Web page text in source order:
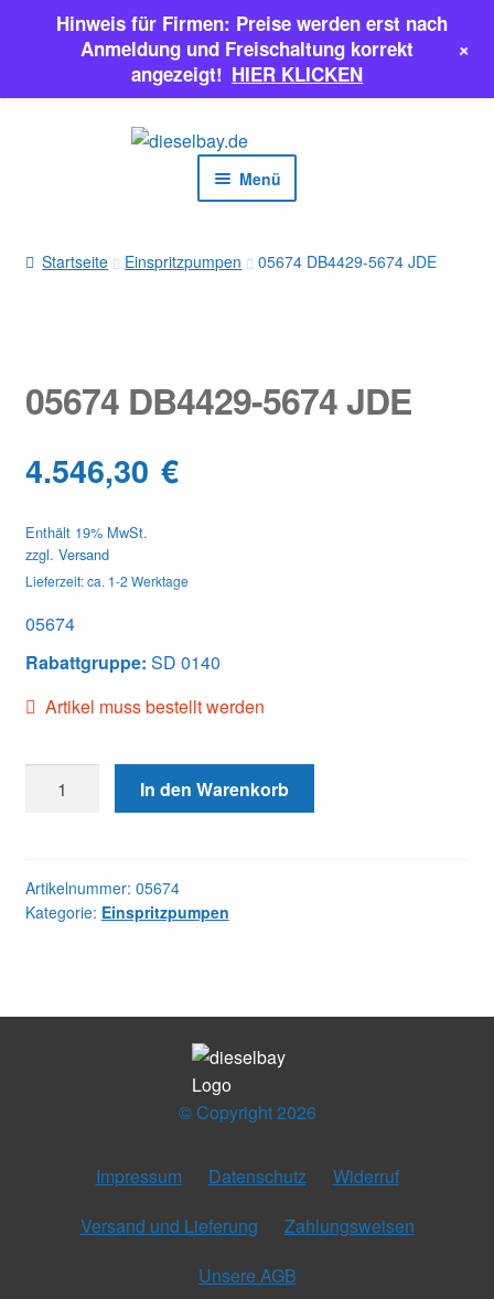
Menü
SALE
Classic Parts
Startseite Einspritzpumpen 05674 DB4429-5674 JDE
05674 DB4429-5674 JDE
4.546,30 €
Enthält 19% MwSt.
zzgl. Versand
Lieferzeit: ca. 1-2 Werktage
05674
Rabattgruppe: SD 0140
Artikel muss bestellt werden
DB4429-
Menge
In den Warenkorb
Artikelnummer: 05674
Kategorie: Einspritzpumpen
© Copyright 2026
Impressum Datenschutz
Widerruf
Versand und Lieferung
Zahlungsweisen
Unsere AGB
Hinweis für Firmen: Preise werden erst nach
Anmeldung und Freischaltung korrekt
angezeigt! HIER KLICKEN
+